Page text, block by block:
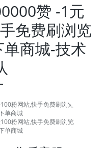
赞 -1元
免费刷浏览
商城-技术